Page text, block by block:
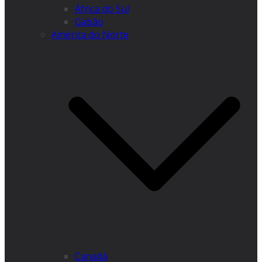
África do Sul
Gabão
América do Norte
Canadá